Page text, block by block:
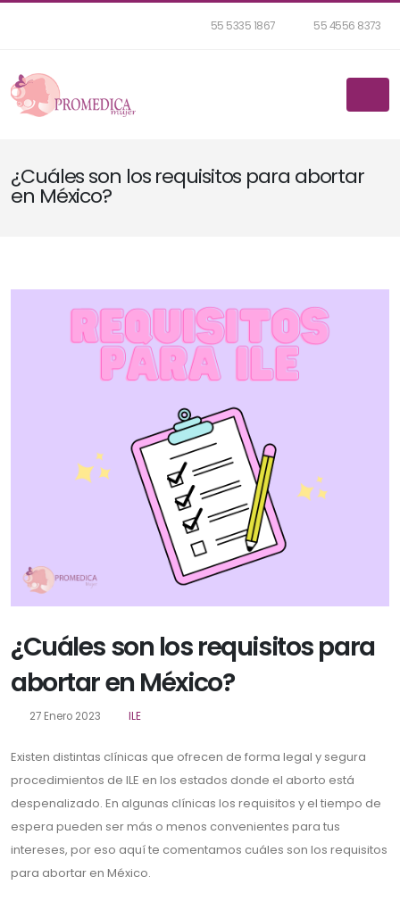
55 5335 1867 55 4556 8373
¿Cuáles son los requisitos para abortar
en México?
¿Cuáles son los requisitos para
abortar en México?
27 Enero 2023 ILE
Existen distintas clínicas que ofrecen de forma legal y segura
procedimientos de ILE en los estados donde el aborto está
despenalizado. En algunas clínicas los requisitos y el tiempo de
espera pueden ser más o menos convenientes para tus
intereses, por eso aquí te comentamos cuáles son los requisitos
para abortar en México.